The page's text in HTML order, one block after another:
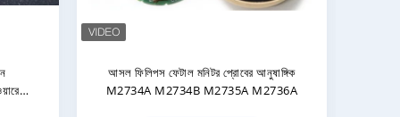
MP
ভ্রূণের
পেশাগত ভ্রূণের মনিটর টোকো ট্রান্সডুসার সমৃদ্ধ
স্টক সঙ্গে দুটি স্টোর রিপার্টের